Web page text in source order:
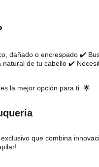
dañado o encrespado ✔️
de tu cabello ✔️
la mejor opción para ti. 🌟
que combina